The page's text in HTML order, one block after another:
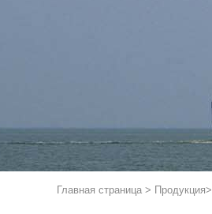
Главная страница > Продукция>